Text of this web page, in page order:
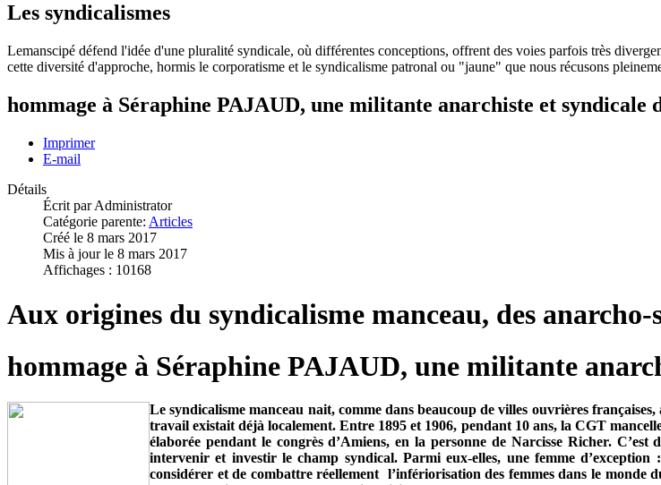
Les syndicalismes
Lemanscipé défend l'idée d'une pluralité syndicale, où différentes conceptions, offrent des voies parfois très
cette diversité d'approche, hormis le corporatisme et le syndicalisme patronal ou "jaune" que nous récusons
hommage à Séraphine PAJAUD, une militante anarchiste et syndicale
Imprimer
E-mail
Détails
Écrit parAdministrator
Catégorie parente: Articles
Créé le 8 mars 2017
Mis à jour le 8 mars 2017
Affichages : 10168
Aux origines du syndicalisme manceau, des anarcho-
hommage à Séraphine PAJAUD, une militante
Le syndicalisme manceau nait, comme dans beaucoup de villes ouvrières
travail existait déjà localement. Entre 1895 et 1906, pendant 10 ans, la CGT
élaborée pendant le congrès d’Amiens, en la personne de Narcisse Richer.
intervenir et investir le champ syndical. Parmi eux-elles, une femme
considérer et de combattre réellement l’infériorisation des femmes dans le